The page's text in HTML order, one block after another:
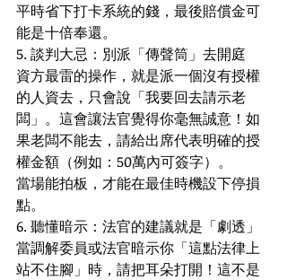
平時省下打卡系統的錢，最後賠償金可
能是十倍奉還。
5. 談判大忌：別派「傳聲筒」去開庭
資方最雷的操作，就是派一個沒有授權
的人資去，只會說「我要回去請示老
闆」。這會讓法官覺得你毫無誠意！如
果老闆不能去，請給出席代表明確的授
權金額（例如：50萬內可簽字）。
當場能拍板，才能在最佳時機設下停損
點。
6. 聽懂暗示：法官的建議就是「劇透」
當調解委員或法官暗示你「這點法律上
站不住腳」時，請把耳朵打開！這不是